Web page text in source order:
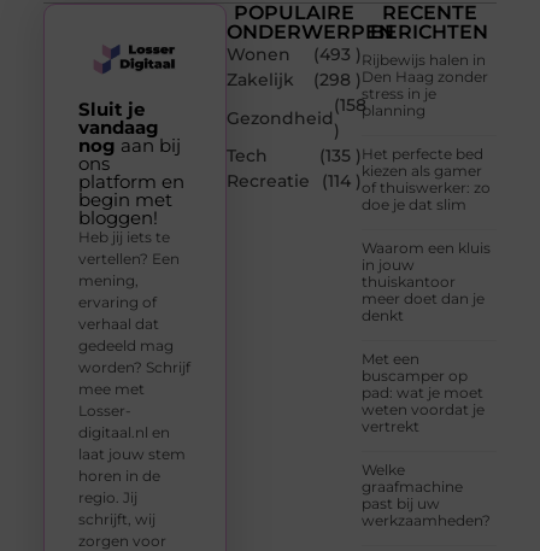
POPULAIRE
ONDERWERPEN
Wonen
(493 )
Zakelijk
(298 )
Gezondheid
(158
)
Tech
(135 )
Recreatie
(114 )
RECENTE
BERICHTEN
Rijbewijs halen in
Den Haag zonder
stress in je
planning
Het perfecte bed
kiezen als gamer
of thuiswerker: zo
doe je dat slim
Waarom een kluis
in jouw
thuiskantoor
meer doet dan je
denkt
Met een
buscamper op
pad: wat je moet
weten voordat je
vertrekt
Welke
graafmachine
past bij uw
werkzaamheden?
Sluit je
vandaag
nog aan bij
ons
platform en
begin met
bloggen!
Heb jij iets te
vertellen? Een
mening,
ervaring of
verhaal dat
gedeeld mag
worden? Schrijf
mee met
Losser-
digitaal.nl en
laat jouw stem
horen in de
regio. Jij
schrijft, wij
zorgen voor